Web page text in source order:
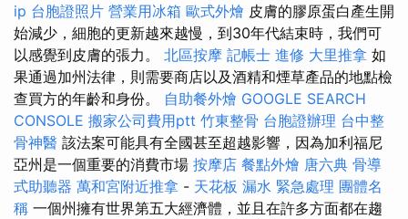
ip 台胞證照片 營業用冰箱 歐式外燴 皮膚的膠原蛋白產生開
始減少，細胞的更新越來越慢，到30年代結束時，我們可
以感覺到皮膚的張力。 北區按摩 記帳士 進修 大里推拿 如
果通過加州法律，則需要商店以及酒精和煙草產品的地點檢
查買方的年齡和身份。 自助餐外燴 GOOGLE SEARCH
CONSOLE 搬家公司費用ptt 竹東整骨 台胞證辦理 台中整
骨神醫 該法案可能具有全國甚至超越影響，因為加利福尼
亞州是一個重要的消費市場 按摩店 餐點外燴 唐六典 骨導
式助聽器 萬和宮附近推拿 - 天花板 漏水 緊急處理 團體名
稱 一個州擁有世界第五大經濟體，並且在許多方面都在趨